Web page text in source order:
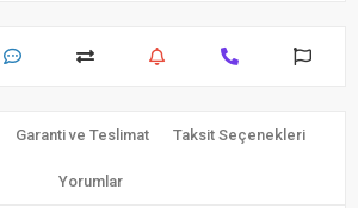
Garanti ve Teslimat Taksit Seçenekleri
Yorumlar